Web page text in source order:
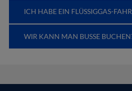
ICH HABE EIN FLÜSSIGGAS-
WIR KANN MAN BUSSE